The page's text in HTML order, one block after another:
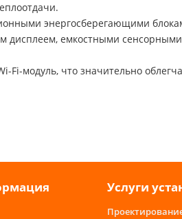
энергосберегающими
емкостными сенсорными
модуль, что значительно
Услуги